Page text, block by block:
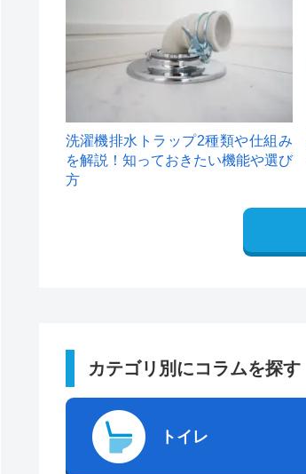
洗濯機排水トラップ2種類や仕組み
を解説！知っておきたい機能や選び
方
カテゴリ別にコラムを探す
トイレ